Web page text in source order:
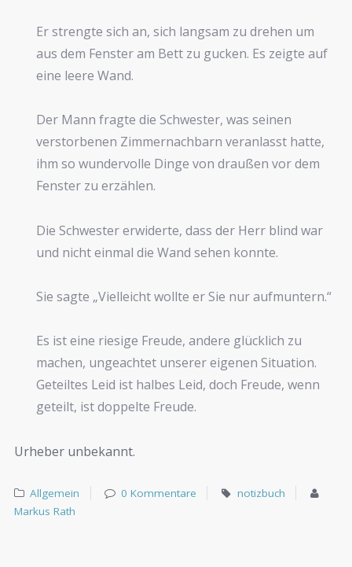
Er strengte sich an, sich langsam zu drehen um
aus dem Fenster am Bett zu gucken. Es zeigte auf
eine leere Wand.
Der Mann fragte die Schwester, was seinen
verstorbenen Zimmernachbarn veranlasst hatte,
ihm so wundervolle Dinge von draußen vor dem
Fenster zu erzählen.
Die Schwester erwiderte, dass der Herr blind war
und nicht einmal die Wand sehen konnte.
Sie sagte „Vielleicht wollte er Sie nur aufmuntern.“
Es ist eine riesige Freude, andere glücklich zu
machen, ungeachtet unserer eigenen Situation.
Geteiltes Leid ist halbes Leid, doch Freude, wenn
geteilt, ist doppelte Freude.
Urheber unbekannt.
Allgemein 0 Kommentare
notizbuch
Markus Rath